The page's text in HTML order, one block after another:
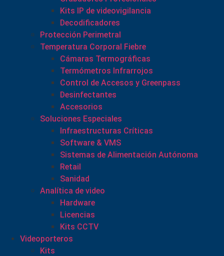
Kits IP de videovigilancia
Decodificadores
Protección Perimetral
Temperatura Corporal Fiebre
Cámaras Termográficas
Termómetros Infrarrojos
Control de Accesos y Greenpass
Desinfectantes
Accesorios
Soluciones Especiales
Infraestructuras Críticas
Software & VMS
Sistemas de Alimentación Autónoma
Retail
Sanidad
Analítica de video
Hardware
Licencias
Kits CCTV
Videoporteros
Kits